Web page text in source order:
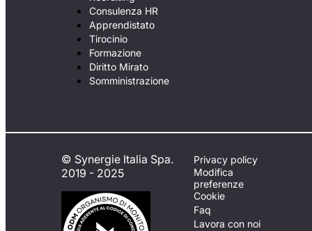
Consulenza HR
Apprendistato
Tirocinio
Formazione
Diritto Mirato
Somministrazione
© Synergie Italia Spa.
2019 - 2025
Privacy policy
Modifica
preferenze
Cookie
Faq
Lavora con noi